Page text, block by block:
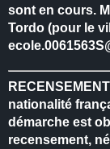
sont en cours.
Tordo (pour le
nationalité
démarche est
recensement,